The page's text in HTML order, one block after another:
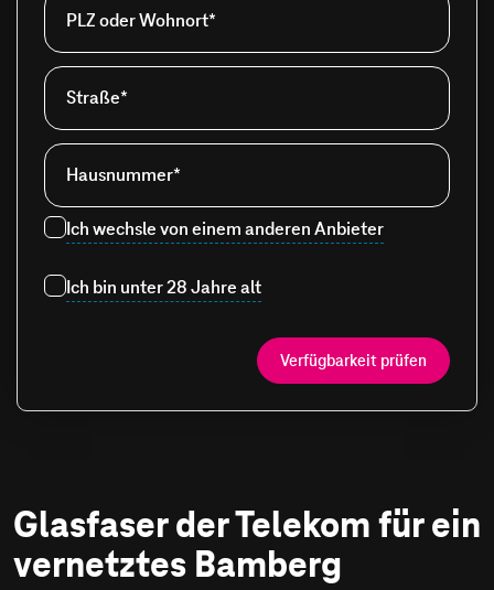
PLZ oder Wohnort*
Straße*
Hausnummer*
Ich wechsle von einem anderen Anbieter
Ich bin unter 28 Jahre alt
Verfügbarkeit prüfen
Glasfaser der Telekom für ein
vernetztes Bamberg